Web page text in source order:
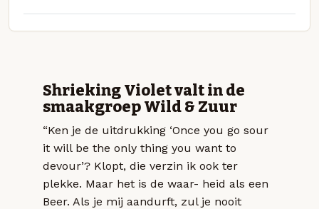
Shrieking Violet valt in de
smaakgroep Wild & Zuur
“Ken je de uitdrukking ‘Once you go sour
it will be the only thing you want to
devour’? Klopt, die verzin ik ook ter
plekke. Maar het is de waar- heid als een
Beer. Als je mij aandurft, zul je nooit